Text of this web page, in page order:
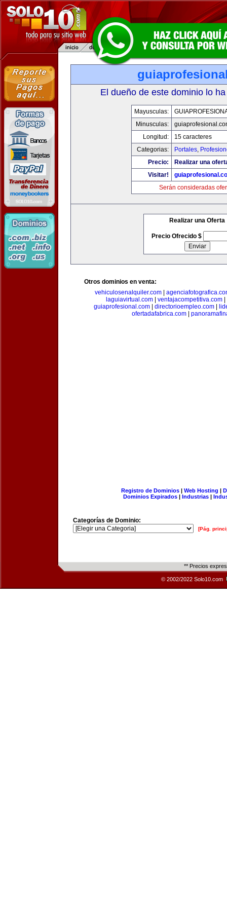
El dueño de este dominio lo
Mayusculas:
Minusculas:
Longitud:
15 caracteres
Categorias:
Portales,
Precio:
Realizar una
Visitar!
Serán consideradas
Realizar una Oferta
Precio Ofrecido $
Otros dominios en venta:
vehiculosenalquiler.com
laguiavirtual.com
ventajacompetitiva.com
guiaprofesional.com| directorioempleo.com|
ofertadafabrica.com|
Registro de Dominios| Web Hosting |
Dominios Expirados | Industrias |
Categorías de Dominio:
[Pág.
** Precios
© 2002/2022 Solo10.com